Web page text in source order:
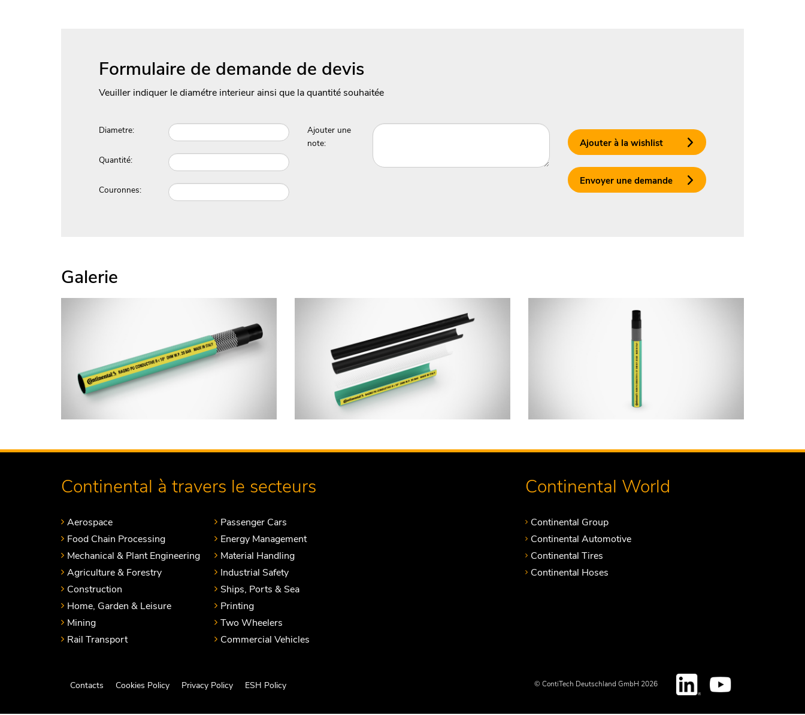
Formulaire de demande de devis
Veuiller indiquer le diamétre interieur ainsi que la quantité souhaitée
Diametre:
Quantité:
Couronnes:
Ajouter une
note:
Ajouter à la wishlist
Envoyer une demande
Galerie
Continental à travers le secteurs
Aerospace
Food Chain Processing
Mechanical & Plant Engineering
Agriculture & Forestry
Construction
Home, Garden & Leisure
Mining
Rail Transport
Passenger Cars
Energy Management
Material Handling
Industrial Safety
Ships, Ports & Sea
Printing
Two Wheelers
Commercial Vehicles
Continental World
Continental Group
Continental Automotive
Continental Tires
Continental Hoses
Contacts Cookies Policy Privacy Policy ESH Policy © ContiTech Deutschland GmbH 2026